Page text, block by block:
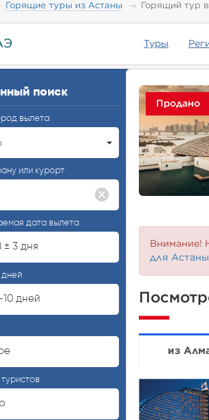
Горящие туры из Астаны Горящий тур
Туры
поиск
вылета
или курорт
дата вылета
± 3 дня
дней
дней
Продано
Внимание!
для Астаны
из